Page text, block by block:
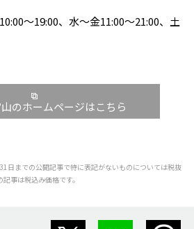
～19:00、水〜金11:00〜21:00、土
のホームページはこちら
日までの公開記事で特に表記がないものについては税抜
事は税込み価格です。